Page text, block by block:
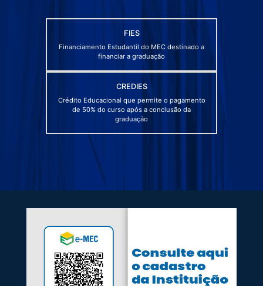
FIES
Financiamento Estudantil do MEC destinado a
financiar a graduação
CREDIES
Crédito Educacional que permite o pagamento
de 50% do curso após a conclusão da
graduação